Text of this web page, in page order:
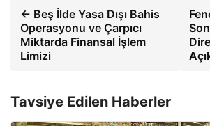
← Beş İlde Yasa Dışı Bahis
Operasyonu ve Çarpıcı
Miktarda Finansal İşlem
Limizi
Tavsiye Edilen Haberler